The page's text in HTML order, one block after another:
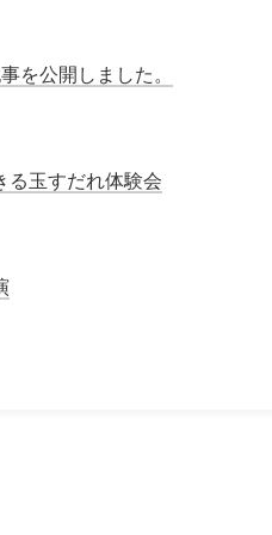
を公開しました。
る玉すだれ体験会